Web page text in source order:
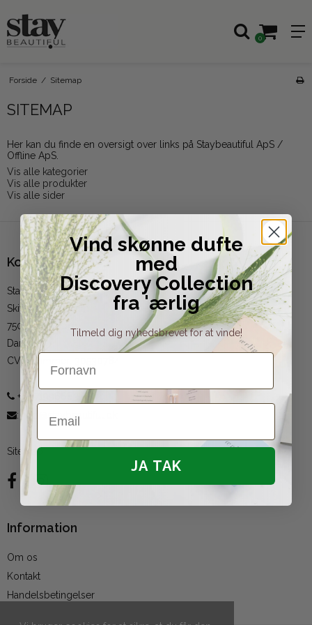
0
Forside / Sitemap
SITEMAP
Her kan du finde en oversigt over links på Staybeautiful ApS /
Offline ApS.
Vis alle kategorier
Vis alle produkter
Vis alle sider
Kontakt
Staybeautiful
Skivevej 177, Hvam
7500 Holstebro
Danmark
CVR-nummer
+45 71996683
: info@staybeautiful.dk
Sitemap
Information
Om os
Kontakt
Handelsbetingelser
Vind skønne dufte
med
Discovery Collection
fra 'ærlig
Tilmeld dig nyhedsbrevet for at vinde!
Fornavn
Email
JA TAK